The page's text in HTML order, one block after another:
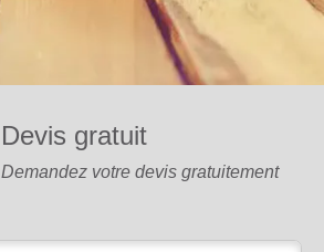
Devis gratuit
Demandez votre devis gratuitement